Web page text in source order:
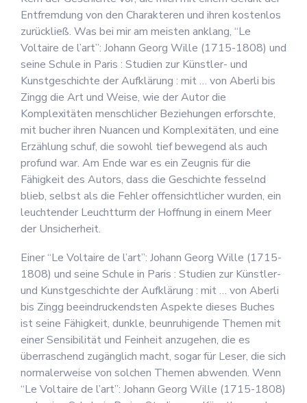
Entfremdung von den Charakteren und ihren kostenlos
zurückließ. Was bei mir am meisten anklang, “Le
Voltaire de l’art”: Johann Georg Wille (1715-1808) und
seine Schule in Paris : Studien zur Künstler- und
Kunstgeschichte der Aufklärung : mit … von Aberli bis
Zingg die Art und Weise, wie der Autor die
Komplexitäten menschlicher Beziehungen erforschte,
mit bucher ihren Nuancen und Komplexitäten, und eine
Erzählung schuf, die sowohl tief bewegend als auch
profund war. Am Ende war es ein Zeugnis für die
Fähigkeit des Autors, dass die Geschichte fesselnd
blieb, selbst als die Fehler offensichtlicher wurden, ein
leuchtender Leuchtturm der Hoffnung in einem Meer
der Unsicherheit.
Einer “Le Voltaire de l’art”: Johann Georg Wille (1715-
1808) und seine Schule in Paris : Studien zur Künstler-
und Kunstgeschichte der Aufklärung : mit … von Aberli
bis Zingg beeindruckendsten Aspekte dieses Buches
ist seine Fähigkeit, dunkle, beunruhigende Themen mit
einer Sensibilität und Feinheit anzugehen, die es
überraschend zugänglich macht, sogar für Leser, die sich
normalerweise von solchen Themen abwenden. Wenn
“Le Voltaire de l’art”: Johann Georg Wille (1715-1808)